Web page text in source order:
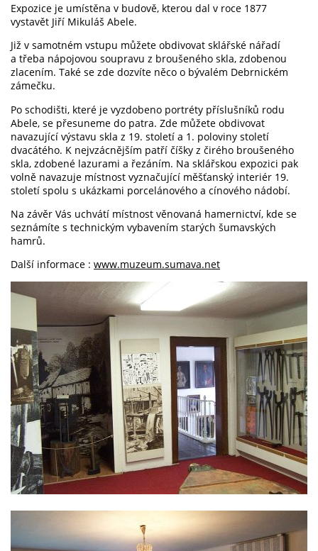
Expozice je umístěna v budově, kterou dal v roce 1877
vystavět Jiří Mikuláš Abele.
Již v samotném vstupu můžete obdivovat sklářské nářadí
a třeba nápojovou soupravu z broušeného skla, zdobenou
zlacením. Také se zde dozvíte něco o bývalém Debrnickém
zámečku.
Po schodišti, které je vyzdobeno portréty příslušníků rodu
Abele, se přesuneme do patra. Zde můžete obdivovat
navazující výstavu skla z 19. století a 1. poloviny století
dvacátého. K nejvzácnějším patří číšky z čirého broušeného
skla, zdobené lazurami a řezáním. Na sklářskou expozici pak
volně navazuje místnost vyznačující měšťanský interiér 19.
století spolu s ukázkami porcelánového a cínového nádobí.
Na závěr Vás uchvátí místnost věnovaná hamernictví, kde se
seznámíte s technickým vybavením starých šumavských
hamrů.
Další informace : www.muzeum.sumava.net